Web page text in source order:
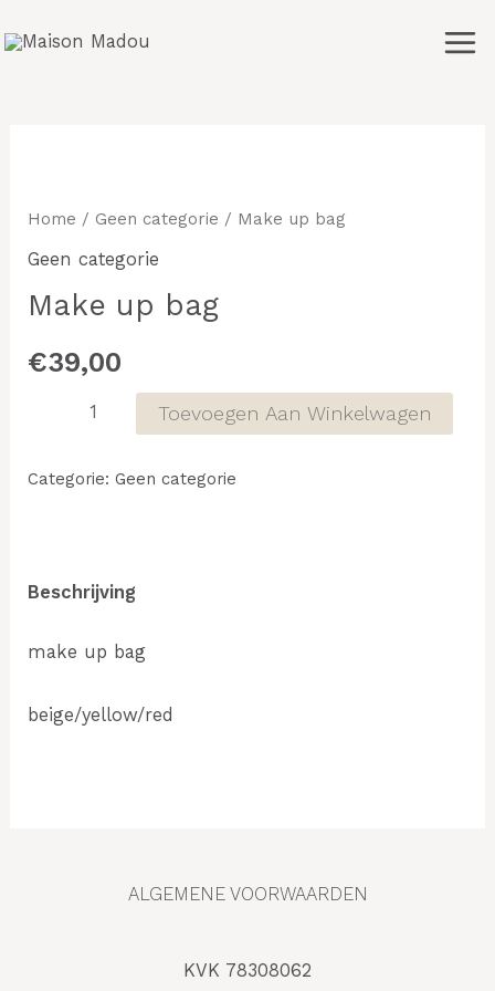
naar
Home / Geen categorie / Make up bag
Geen categorie
Make up bag
€39,00
bag
aantal
Toevoegen Aan Winkelwagen
Categorie:Geen categorie
Beschrijving
make up bag
beige/yellow/red
ALGEMENE VOORWAARDEN
KVK 78308062